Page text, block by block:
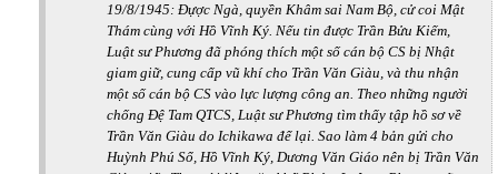
19/8/1945: Đựợc Ngà, quyền Khâm sai Nam Bộ, cử coi Mật
Thám cùng với Hồ Vĩnh Ký. Nếu tin được Trần Bửu Kiếm,
Luật sư Phương đã phóng thích một số cán bộ CS bị Nhật
giam giữ, cung cấp vũ khí cho Trần Văn Giàu, và thu nhận
một số cán bộ CS vào lực lượng công an. Theo những người
chống Đệ Tam QTCS, Luật sư Phương tìm thấy tập hồ sơ về
Trần Văn Giàu do Ichikawa để lại. Sao làm 4 bản gửi cho
Huỳnh Phú Sổ, Hồ Vĩnh Ký, Dương Văn Giáo nên bị Trần Văn